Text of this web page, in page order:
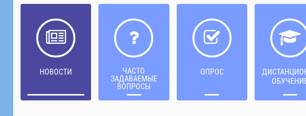
НОВОСТИ
ЧАСТО
ЗАДАВАЕМЫЕ
ВОПРОСЫ
ОПРОС